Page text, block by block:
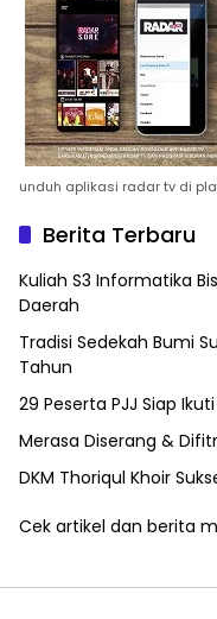
unduh aplikasi radar tv di
Berita Terbaru
Kuliah S3 Informatika
Daerah
Tradisi Sedekah Bumi
Tahun
29 Peserta PJJ Siap
Merasa Diserang &
DKM Thoriqul Khoir
Cek artikel dan berita